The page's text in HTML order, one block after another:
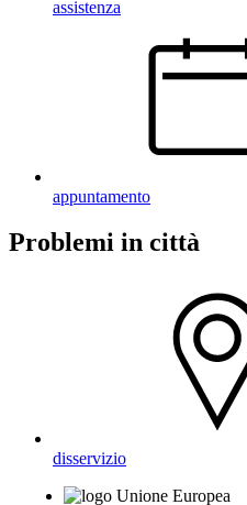
assistenza
appuntamento
Problemi in città
disservizio